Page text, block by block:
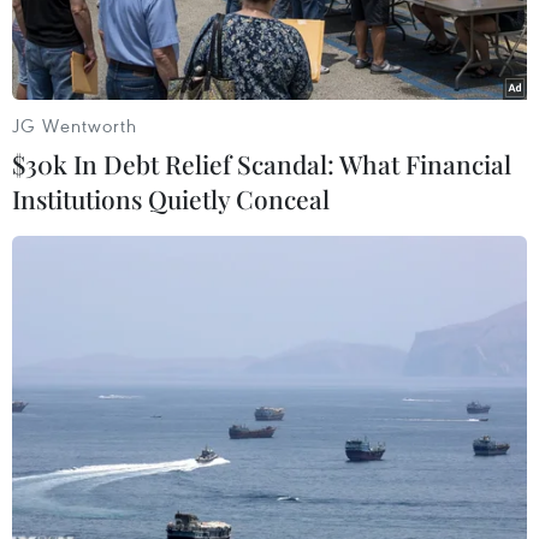
Khu vực phía tây Hà Nội không chỉ tập trung
nhiều trụ sở Bộ ngành, mà còn có rất nhiều
doanh nghiệp trong nước và doanh nghiệp FDI,
nên có nhu cầu về căn hộ cho thuê ở khu vực
này là rất lớn.
Bên cạnh các tuyến giao thông huyết mạch và
JG Wentworth
$30k In Debt Relief Scandal: What Financial
Institutions Quietly Conceal